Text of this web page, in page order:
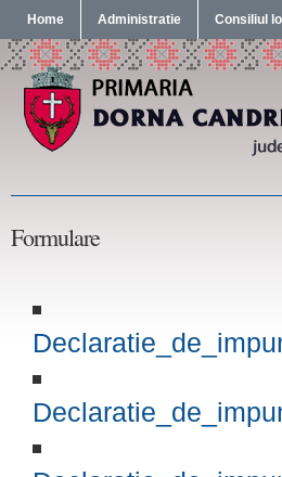
Home Administratie Consiliul
Formulare